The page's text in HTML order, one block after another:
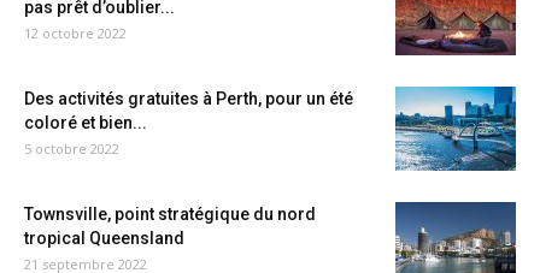
pas prêt d’oublier...
12 octobre 2022
Des activités gratuites à Perth, pour un été
coloré et bien...
5 octobre 2022
Townsville, point stratégique du nord
tropical Queensland
21 septembre 2022